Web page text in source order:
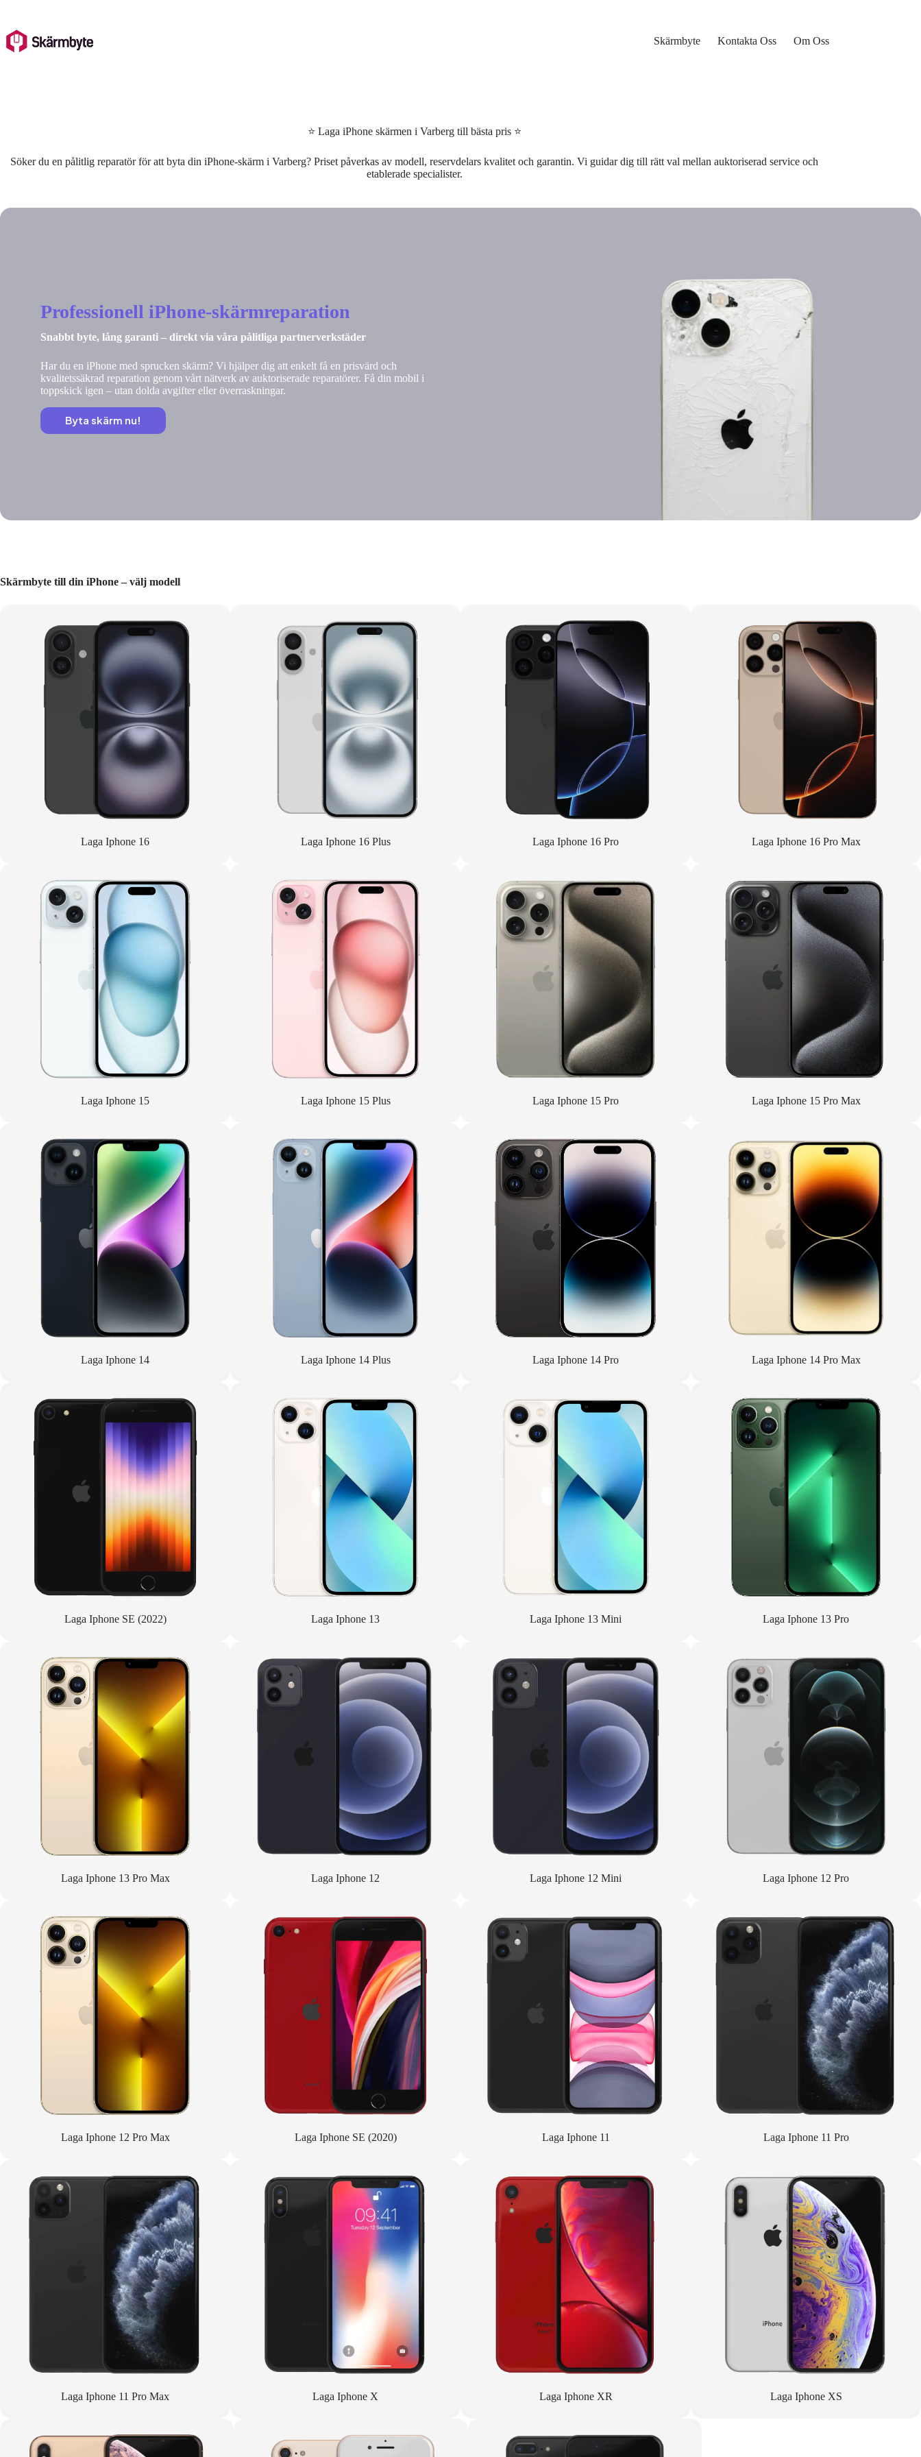
content
Skärmbyte
Kontakta Oss Om Oss
⭐ Laga iPhone skärmen i Varberg till bästa pris ⭐
Söker du en pålitlig reparatör för att byta din iPhone-skärm i Varberg? Priset påverkas av modell, reservdelars kvalitet och garantin. Vi guidar dig till rätt val mellan auktoriserad service och
etablerade specialister.
Professionell iPhone-skärmreparation
Snabbt byte, lång garanti – direkt via våra pålitliga partnerverkstäder
Har du en iPhone med sprucken skärm? Vi hjälper dig att enkelt få en prisvärd och
kvalitetssäkrad reparation genom vårt nätverk av auktoriserade reparatörer. Få din mobil i
toppskick igen – utan dolda avgifter eller överraskningar.
Byta skärm nu!
Skärmbyte till din iPhone – välj modell
Laga Iphone 16 Laga Iphone 16 Plus Laga Iphone 16 Pro Laga Iphone 16 Pro Max
Laga Iphone 15 Laga Iphone 15 Plus Laga Iphone 15 Pro Laga Iphone 15 Pro Max
Laga Iphone 14 Laga Iphone 14 Plus Laga Iphone 14 Pro Laga Iphone 14 Pro Max
Laga Iphone SE (2022) Laga Iphone 13 Laga Iphone 13 Mini Laga Iphone 13 Pro
Laga Iphone 13 Pro Max Laga Iphone 12 Laga Iphone 12 Mini Laga Iphone 12 Pro
Laga Iphone 12 Pro Max Laga Iphone SE (2020) Laga Iphone 11 Laga Iphone 11 Pro
Laga Iphone 11 Pro Max Laga Iphone X Laga Iphone XR Laga Iphone XS